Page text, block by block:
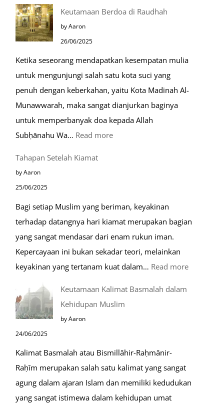
di
Eropa
Keutamaan Berdoa di Raudhah
by Aaron
26/06/2025
Ketika seseorang mendapatkan kesempatan mulia
untuk mengunjungi salah satu kota suci yang
penuh dengan keberkahan, yaitu Kota Madinah Al-
Munawwarah, maka sangat dianjurkan baginya
untuk memperbanyak doa kepada Allah
Subḥānahu Wa… Read more:
Tahapan Setelah Kiamat
by Aaron
25/06/2025
Bagi setiap Muslim yang beriman, keyakinan
terhadap datangnya hari kiamat merupakan bagian
yang sangat mendasar dari enam rukun iman.
Kepercayaan ini bukan sekadar teori, melainkan
keyakinan yang tertanam kuat dalam… Read more:
Keutamaan Kalimat Basmalah dalam
Kehidupan Muslim
by Aaron
24/06/2025
Kalimat Basmalah atau Bismillāhir-Raḥmānir-
Raḥīm merupakan salah satu kalimat yang sangat
agung dalam ajaran Islam dan memiliki kedudukan
yang sangat istimewa dalam kehidupan umat